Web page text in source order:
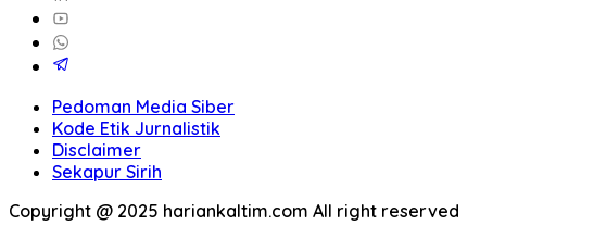
Pedoman Media Siber
Kode Etik Jurnalistik
Disclaimer
Sekapur Sirih
Copyright @ 2025 hariankaltim.com All right reserved